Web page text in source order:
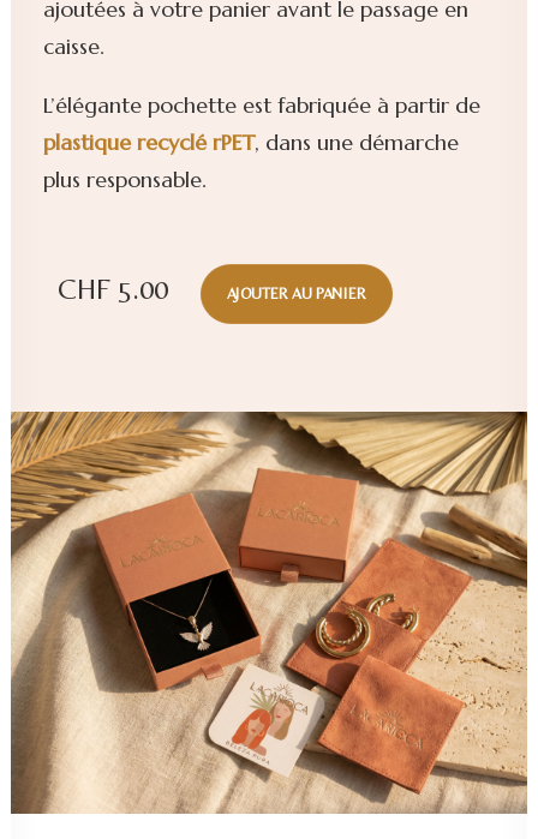
ajoutées à votre panier avant le passage en
caisse.
L’élégante pochette est fabriquée à partir de
plastique recyclé rPET, dans une démarche
plus responsable.
CHF 5.00 AJOUTER AU PANIER